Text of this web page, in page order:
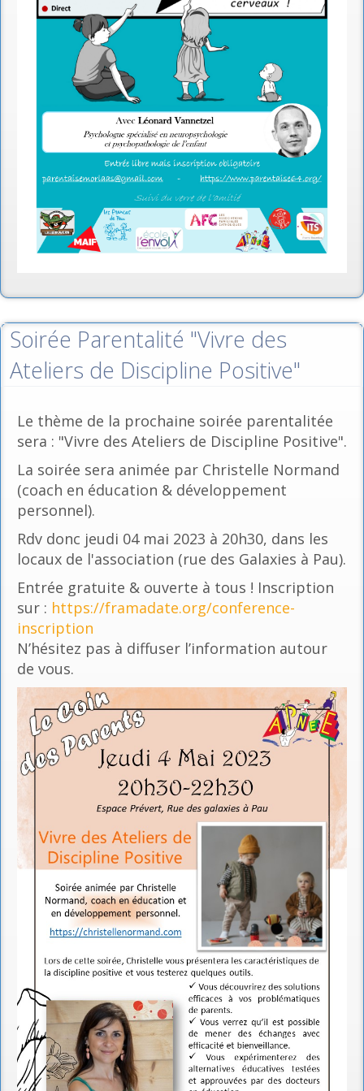
Soirée Parentalité "Vivre des
Ateliers de Discipline Positive"
Le thème de la prochaine soirée parentalitée
sera : "Vivre des Ateliers de Discipline Positive".
La soirée sera animée par Christelle Normand
(coach en éducation & développement
personnel).
Rdv donc jeudi 04 mai 2023 à 20h30, dans les
locaux de l'association (rue des Galaxies à Pau).
Entrée gratuite & ouverte à tous ! Inscription
sur : https://framadate.org/conference-
inscription
N’hésitez pas à diffuser l’information autour
de vous.